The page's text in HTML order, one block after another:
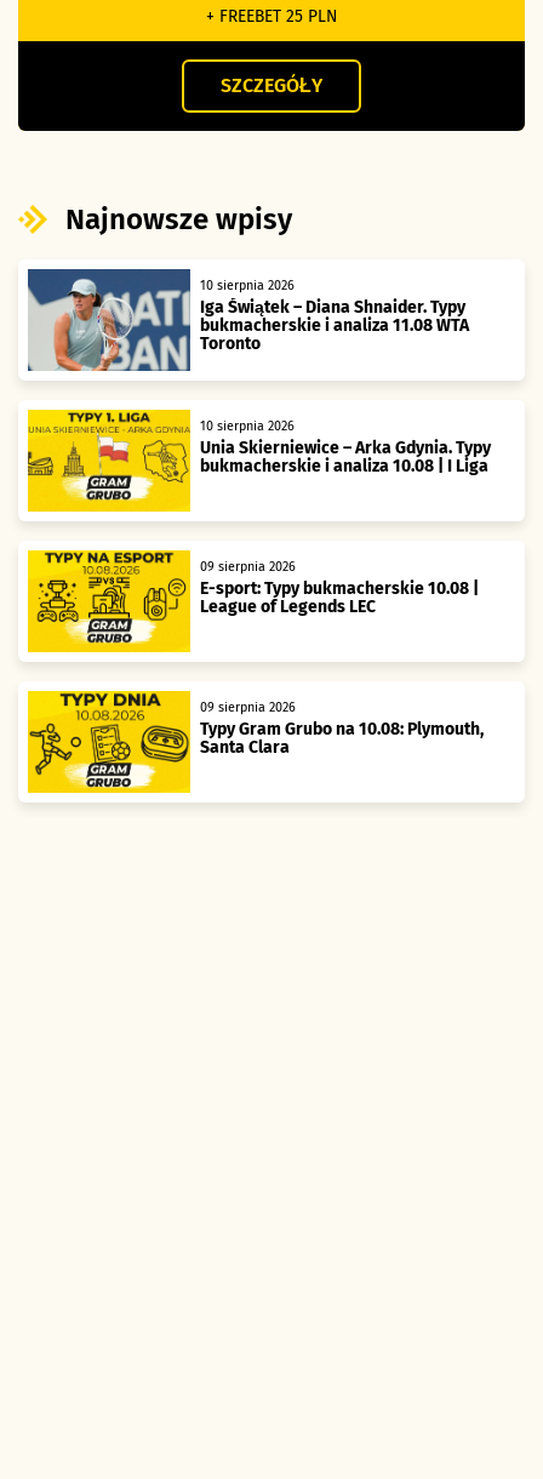
+ FREEBET 25 PLN
SZCZEGÓŁY
Najnowsze wpisy
10 sierpnia 2026
Iga Świątek – Diana Shnaider. Typy
bukmacherskie i analiza 11.08 WTA
Toronto
10 sierpnia 2026
Unia Skierniewice – Arka Gdynia. Typy
bukmacherskie i analiza 10.08 | I Liga
09 sierpnia 2026
E-sport: Typy bukmacherskie 10.08 |
League of Legends LEC
09 sierpnia 2026
Typy Gram Grubo na 10.08: Plymouth,
Santa Clara